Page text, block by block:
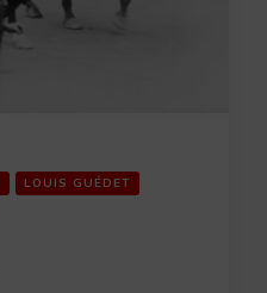
LOUIS GUÉDET